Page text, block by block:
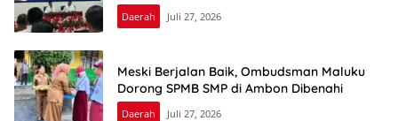
Daerah Juli 27, 2026
Meski Berjalan Baik, Ombudsman Maluku
Dorong SPMB SMP di Ambon Dibenahi
Daerah Juli 27, 2026